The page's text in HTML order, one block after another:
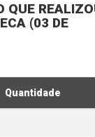
QUE
(03 DE
Quantidade